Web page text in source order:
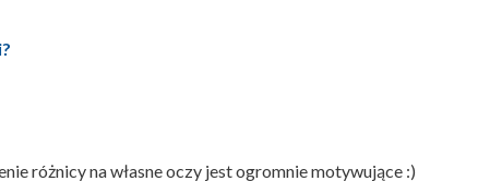
różnicy na własne oczy jest ogromnie motywujące :)